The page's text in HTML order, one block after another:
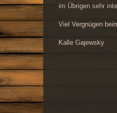
im Übrigen sehr
Viel Vergnügen
Kalle Gajewsky